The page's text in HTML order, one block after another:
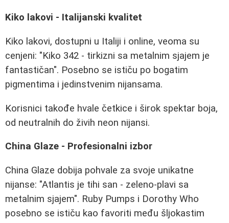
Kiko lakovi - Italijanski kvalitet
Kiko lakovi, dostupni u Italiji i online, veoma su
cenjeni: "Kiko 342 - tirkizni sa metalnim sjajem je
fantastičan". Posebno se ističu po bogatim
pigmentima i jedinstvenim nijansama.
Korisnici takođe hvale četkice i širok spektar boja,
od neutralnih do živih neon nijansi.
China Glaze - Profesionalni izbor
China Glaze dobija pohvale za svoje unikatne
nijanse: "Atlantis je tihi san - zeleno-plavi sa
metalnim sjajem". Ruby Pumps i Dorothy Who
posebno se ističu kao favoriti među šljokastim